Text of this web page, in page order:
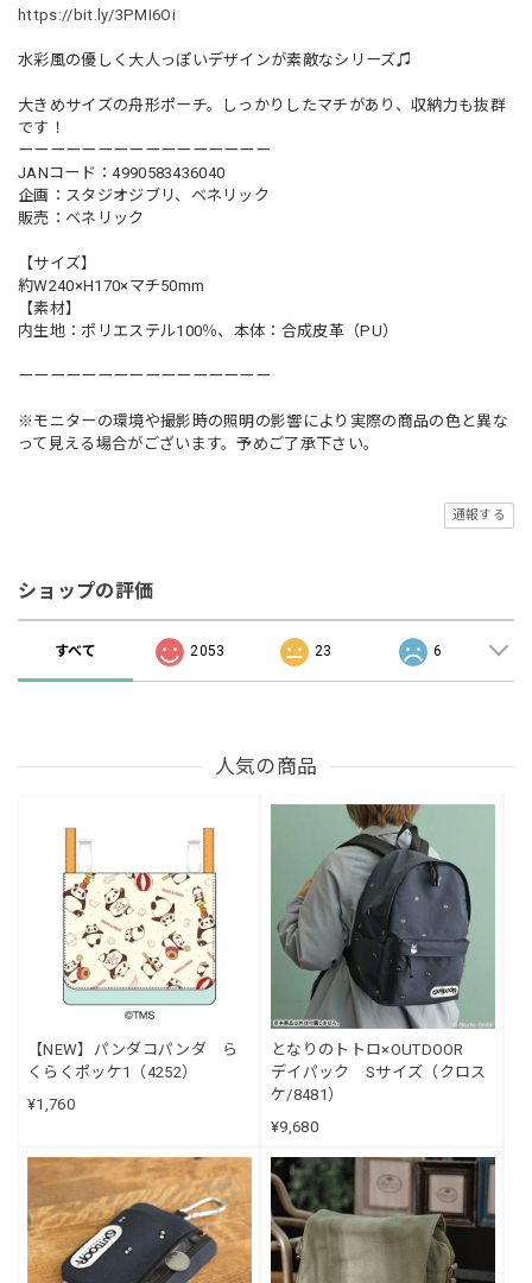
https://bit.ly/3PMI6Oi
水彩風の優しく大人っぽいデザインが素敵なシリーズ♫
大きめサイズの舟形ポーチ。しっかりしたマチがあり、収納力も抜群
です！
ーーーーーーーーーーーーーーーー
JANコード：4990583436040
企画：スタジオジブリ、ベネリック
販売：ベネリック
【サイズ】
約W240×H170×マチ50mm
【素材】
内生地：ポリエステル100％、本体：合成皮革（PU）
ーーーーーーーーーーーーーーーー
※モニターの環境や撮影時の照明の影響により実際の商品の色と異な
って見える場合がございます。予めご了承下さい。
通報する
ショップの評価
すべて 2053 23 6
人気の商品
【NEW】パンダコパンダ ら
くらくポッケ1（4252）
¥1,760
となりのトトロ×OUTDOOR
デイパック Sサイズ（クロス
ケ/8481）
¥9,680